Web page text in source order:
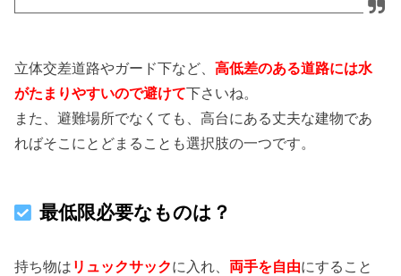
立体交差道路やガード下など、高低差のある道路には水
がたまりやすいので避けて下さいね。
また、避難場所でなくても、高台にある丈夫な建物であ
ればそこにとどまることも選択肢の一つです。
最低限必要なものは？
持ち物は リュックサックに入れ、 両手を自由にすること